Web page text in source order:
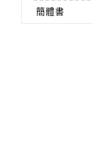
簡體書